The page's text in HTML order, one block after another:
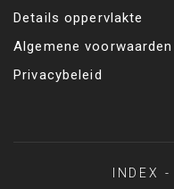
Details oppervlakte
Algemene
Privacybeleid
INDEX